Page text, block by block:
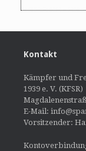
Kontakt
Kämpfer und
1939 e. V. (KFSR)
E-Mail:
Vorsitzender: